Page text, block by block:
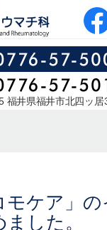
福井県福井市北四ッ居
ケア」の
した。